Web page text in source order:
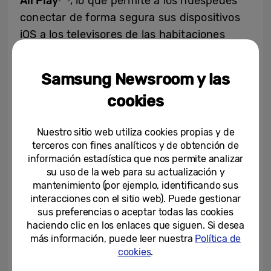
conectar de forma segura sus dispositivos
iOS a los televisores de las habitaciones
A diferencia de los sistemas tradicionales,
pueden utilizarse independientemente de
los requisitos de los integradores de
sistemas (SI) de terceros, lo que simplifica la
instalación para los hoteles y reduce los
requisitos de infraestructura. Además,
Samsung garantiza una privacidad sólida al
asegurar que no se almacena información
personal ni datos de emparejamiento de
Samsung Newsroom y las
cookies
Nuestro sitio web utiliza cookies propias y de
terceros con fines analíticos y de obtención de
información estadística que nos permite analizar
su uso de la web para su actualización y
mantenimiento (por ejemplo, identificando sus
interacciones con el sitio web). Puede gestionar
sus preferencias o aceptar todas las cookies
haciendo clic en los enlaces que siguen. Si desea
más información, puede leer nuestra Política de
cookies.